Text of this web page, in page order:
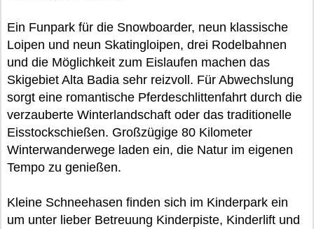
Ein Funpark für die Snowboarder, neun klassische
Loipen und neun Skatingloipen, drei Rodelbahnen
und die Möglichkeit zum Eislaufen machen das
Skigebiet Alta Badia sehr reizvoll. Für Abwechslung
sorgt eine romantische Pferdeschlittenfahrt durch die
verzauberte Winterlandschaft oder das traditionelle
Eisstockschießen. Großzügige 80 Kilometer
Winterwanderwege laden ein, die Natur im eigenen
Tempo zu genießen.
Kleine Schneehasen finden sich im Kinderpark ein
um unter lieber Betreuung Kinderpiste, Kinderlift und